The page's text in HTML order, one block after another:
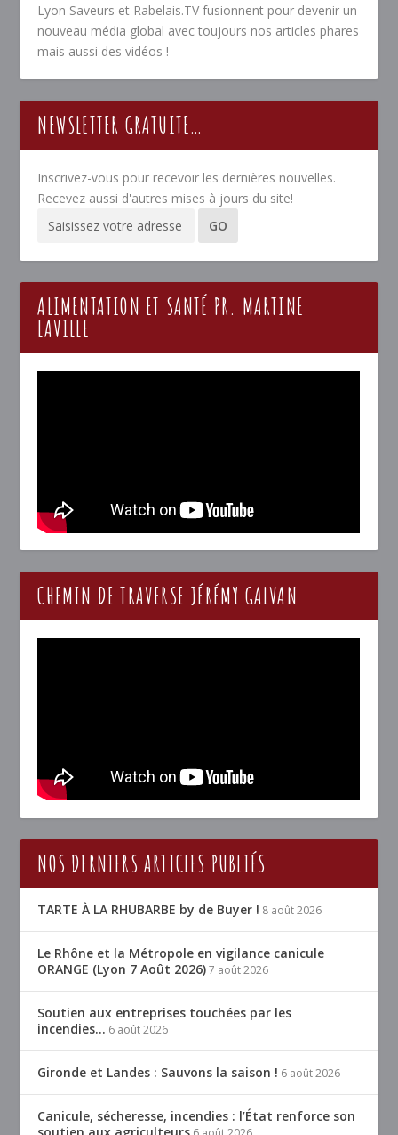
Lyon Saveurs et Rabelais.TV fusionnent pour devenir un
nouveau média global avec toujours nos articles phares
mais aussi des vidéos !
NEWSLETTER GRATUITE…
Inscrivez-vous pour recevoir les dernières nouvelles.
Recevez aussi d'autres mises à jours du site!
ALIMENTATION ET SANTÉ PR. MARTINE
LAVILLE
CHEMIN DE TRAVERSE JÉRÉMY GALVAN
NOS DERNIERS ARTICLES PUBLIÉS
TARTE À LA RHUBARBE by de Buyer ! 8 août 2026
Le Rhône et la Métropole en vigilance canicule
ORANGE (Lyon 7 Août 2026) 7 août 2026
Soutien aux entreprises touchées par les
incendies… 6 août 2026
Gironde et Landes : Sauvons la saison ! 6 août 2026
Canicule, sécheresse, incendies : l’État renforce son